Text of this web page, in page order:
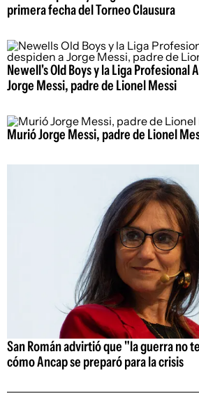
primera fecha del Torneo Clausura
Newell's Old Boys y la Liga Profesional
Jorge Messi, padre de Lionel Messi
Murió Jorge Messi, padre de Lionel
San Román advirtió que "la guerra no
cómo Ancap se preparó para la crisis